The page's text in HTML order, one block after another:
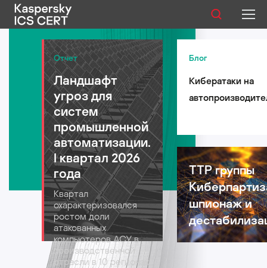
Публикации
Услуги
Уязвимости
Статистика
Русский
Отчет
Ландшафт
угроз для
систем
промышленной
автоматизации.
I квартал 2026
года
Квартал
охарактеризовался
ростом доли
атакованных
компьютеров АСУ в
производственной
отрасли в 10 регионах
Блог
Кибератаки на
компании: риски
автомобильной
индустрии в 2026
году
TTP группы
шпионаж и